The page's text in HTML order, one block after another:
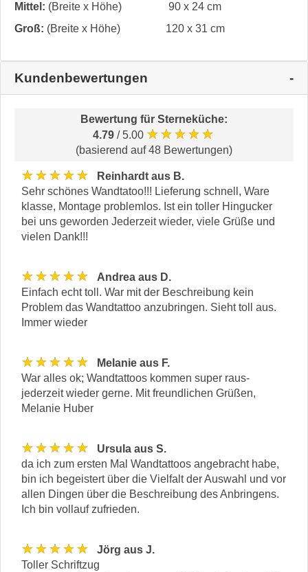
Mittel: (Breite x Höhe)
90 x 24 cm
Groß: (Breite x Höhe) 120 x 31 cm
Kundenbewertungen
Bewertung für Sterneküche:
4.79 / 5.00 ★★★★★
(basierend auf 48 Bewertungen)
★★★★★
Reinhardt aus B.
Sehr schönes Wandtatoo!!! Lieferung schnell, Ware
klasse, Montage problemlos. Ist ein toller Hingucker
bei uns geworden Jederzeit wieder, viele Grüße und
vielen Dank!!!
★★★★★
Andrea aus D.
Einfach echt toll. War mit der Beschreibung kein
Problem das Wandtattoo anzubringen. Sieht toll aus.
Immer wieder
★★★★★
Melanie aus F.
War alles ok; Wandtattoos kommen super raus-
jederzeit wieder gerne. Mit freundlichen Grüßen,
Melanie Huber
★★★★★
Ursula aus S.
da ich zum ersten Mal Wandtattoos angebracht habe,
bin ich begeistert über die Vielfalt der Auswahl und vor
allen Dingen über die Beschreibung des Anbringens.
Ich bin vollauf zufrieden.
★★★★★
Jörg aus J.
Toller Schriftzug